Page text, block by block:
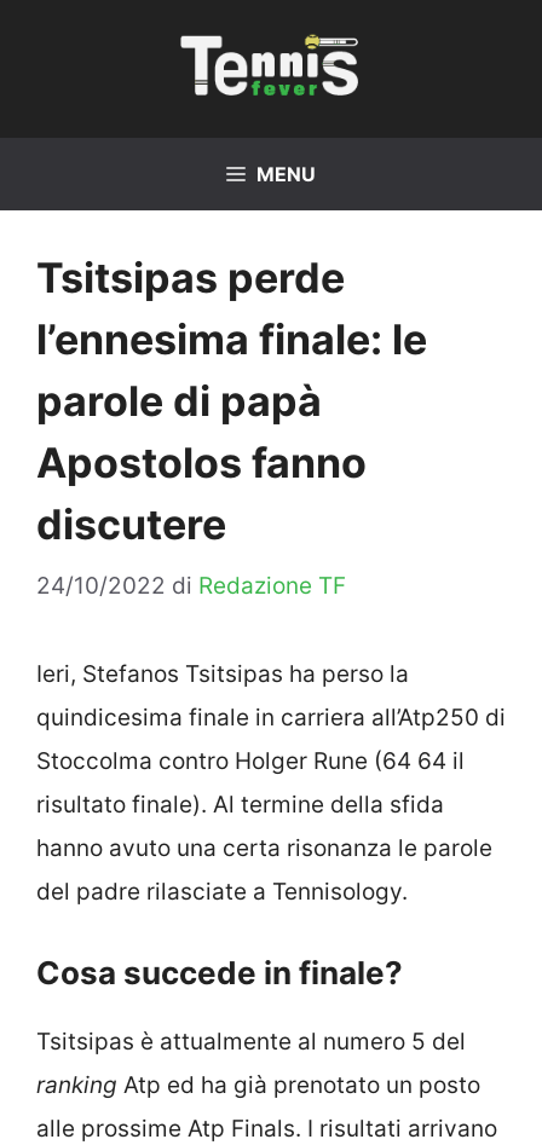
MENU
Tsitsipas perde
l’ennesima finale: le
parole di papà
Apostolos fanno
discutere
24/10/2022 di Redazione TF
Ieri, Stefanos Tsitsipas ha perso la
quindicesima finale in carriera all’Atp250 di
Stoccolma contro Holger Rune (64 64 il
risultato finale). Al termine della sfida
hanno avuto una certa risonanza le parole
del padre rilasciate a Tennisology.
Cosa succede in finale?
Tsitsipas è attualmente al numero 5 del
ranking Atp ed ha già prenotato un posto
alle prossime Atp Finals. I risultati arrivano